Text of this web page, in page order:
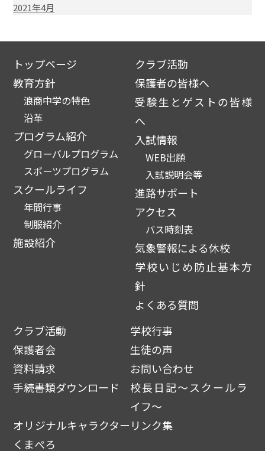
2021年4月
トップページ
教育方針
浪商中学の特色
沿革
プログラム紹介
グローバルプログラム
スポーツプログラム
スクールライフ
年間行事
制服紹介
施設紹介
クラブ活動
保護者の皆様へ
受験生とゲストの皆様
へ
入試情報
WEB出願
入試説明会等
進路サポート
アクセス
バス時刻表
気象警報による休校
学校いじめ防止基本方
針
よくある質問
クラブ活動
学校行事
保護者会
生徒の声
資料請求
お問い合わせ
手続書類ダウンロード
校長日記～スクールラ
イフ～
オリジナルキャラクター
くまぺろ
リンク集